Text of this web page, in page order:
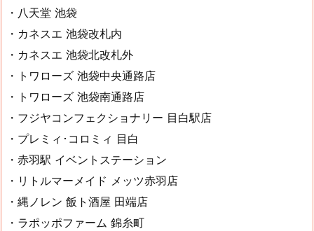
・八天堂 池袋
・カネスエ 池袋改札内
・カネスエ 池袋北改札外
・トワローズ 池袋中央通路店
・トワローズ 池袋南通路店
・フジヤコンフェクショナリー 目白駅店
・プレミィ･コロミィ 目白
・赤羽駅 イベントステーション
・リトルマーメイド メッツ赤羽店
・縄ノレン 飯ト酒屋 田端店
・ラポッポファーム 錦糸町